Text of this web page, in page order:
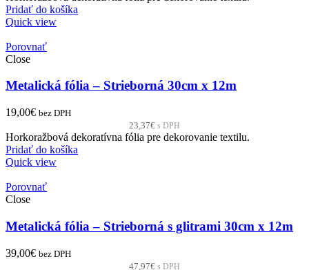
Pridať do košíka
Quick view
Porovnať
Close
Metalická fólia – Strieborná 30cm x 12m
19,00€ bez DPH
23,37€ s DPH
Horkoražbová dekoratívna fólia pre dekorovanie textilu.
Pridať do košíka
Quick view
Porovnať
Close
Metalická fólia – Strieborná s glitrami 30cm x 12m
39,00€ bez DPH
47,97€ s DPH